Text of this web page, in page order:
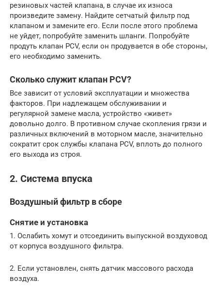
резиновых частей клапана, в случае их износа
произведите замену. Найдите сетчатый фильтр под
клапаном и замените его. Если после этого проблема
не уйдет, попробуйте заменить шланги. Попробуйте
продуть клапан PCV, если он продувается в обе стороны,
его необходимо заменить.
Сколько служит клапан PCV?
Все зависит от условий эксплуатации и множества
факторов. При надлежащем обслуживании и
регулярной замене масла, устройство «живет»
довольно долго. В противном случае скопления грязи и
различных включений в моторном масле, значительно
сократит срок службы клапана PCV, вплоть до полного
его выхода из строя.
2. Система впуска
Воздушный фильтр в сборе
Снятие и установка
1. Ослабить хомут и отсоединить выпускной воздуховод
от корпуса воздушного фильтра.
2. Если установлен, снять датчик массового расхода
воздуха.